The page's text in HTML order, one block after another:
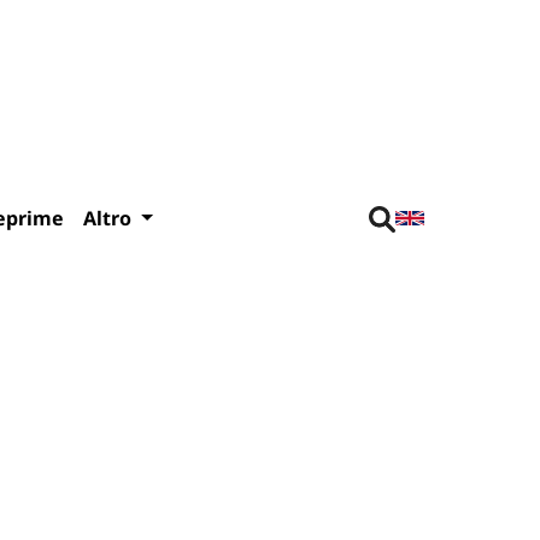
Altro